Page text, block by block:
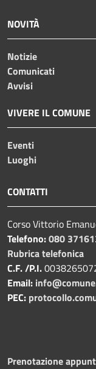
NOVITÀ
Notizie
Comunicati
Avvisi
VIVERE IL COMUNE
Eventi
Luoghi
CONTATTI
Corso Vittorio
Telefono:080
Rubrica telefonica
C.F. /P.I.
Email:
PEC:
Prenotazione